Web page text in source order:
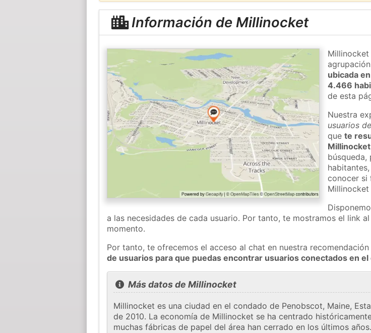
Información de Millinocket
ubicada
4.466
de esta
Nuestra
usuarios
quete
Millinocket
búsqueda,
conocer si
Millinocket
a las necesidades de cada usuario. Por tanto, te mostramos el link
momento.
Por tanto, te ofrecemos el acceso al chat en nuestra recomendación
de usuarios para que puedas encontrar usuarios conectados en
Más datos de Millinocket
Millinocket es una ciudad en el condado de Penobscot, Maine,
de 2010. La economía de Millinocket se ha centrado
muchas fábricas de papel del área han cerrado en los últimos años.